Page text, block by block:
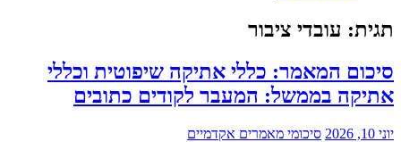
תגית: עובדי ציבור
סיכום המאמר: כללי אתיקה שיפוטית וכללי
אתיקה בממשל: המעבר לקודים כתובים
יוני 10, 2026
סיכומי מאמרים אקדמיים